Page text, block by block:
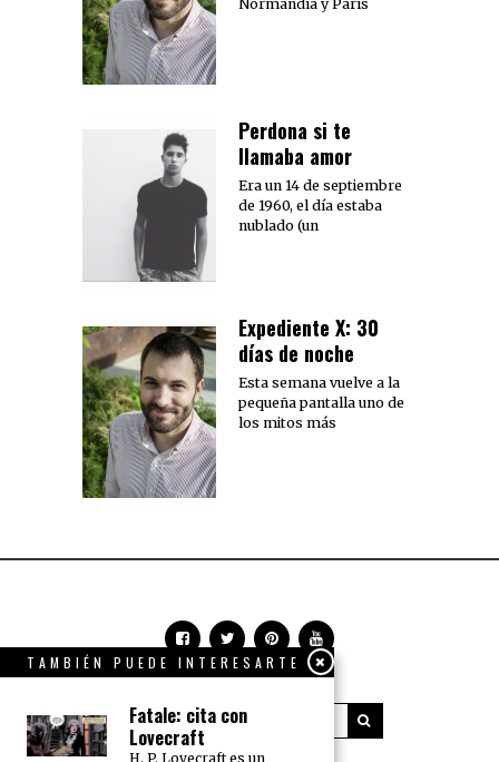
Normandía y París
Perdona si te
llamaba amor
Era un 14 de septiembre
de 1960, el día estaba
nublado (un
Expediente X: 30
días de noche
Esta semana vuelve a la
pequeña pantalla uno de
los mitos más
TAMBIÉN PUEDE INTERESARTE
Fatale: cita con
Lovecraft
H. P. Lovecraft es un